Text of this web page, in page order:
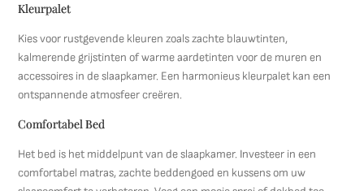
Kleurpalet
Kies voor rustgevende kleuren zoals zachte blauwtinten,
kalmerende grijstinten of warme aardetinten voor de muren en
accessoires in de slaapkamer. Een harmonieus kleurpalet kan een
ontspannende atmosfeer creëren.
Comfortabel Bed
Het bed is het middelpunt van de slaapkamer. Investeer in een
comfortabel matras, zachte beddengoed en kussens om uw